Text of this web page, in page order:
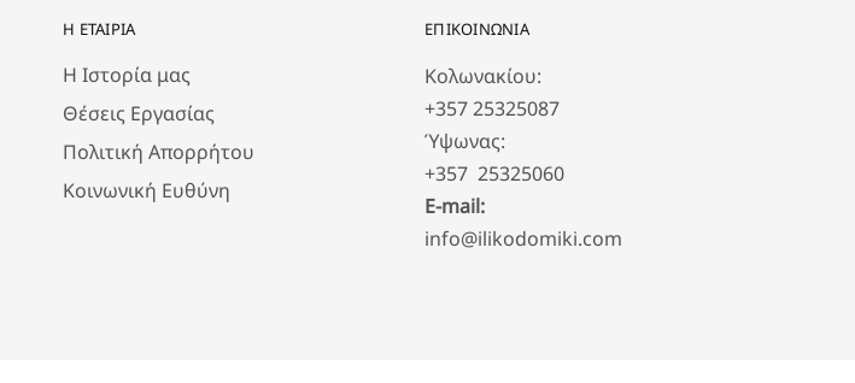
Η ΕΤΑΙΡΊΑ
Η Ιστορία μας
Θέσεις Εργασίας
Πολιτική Απορρήτου
Κοινωνική Ευθύνη
ΕΠΙΚΟΙΝΩΝΙΑ
Κολωνακίου:
+357 25325087
Ύψωνας:
+357 25325060
E-mail:
info@ilikodomiki.com